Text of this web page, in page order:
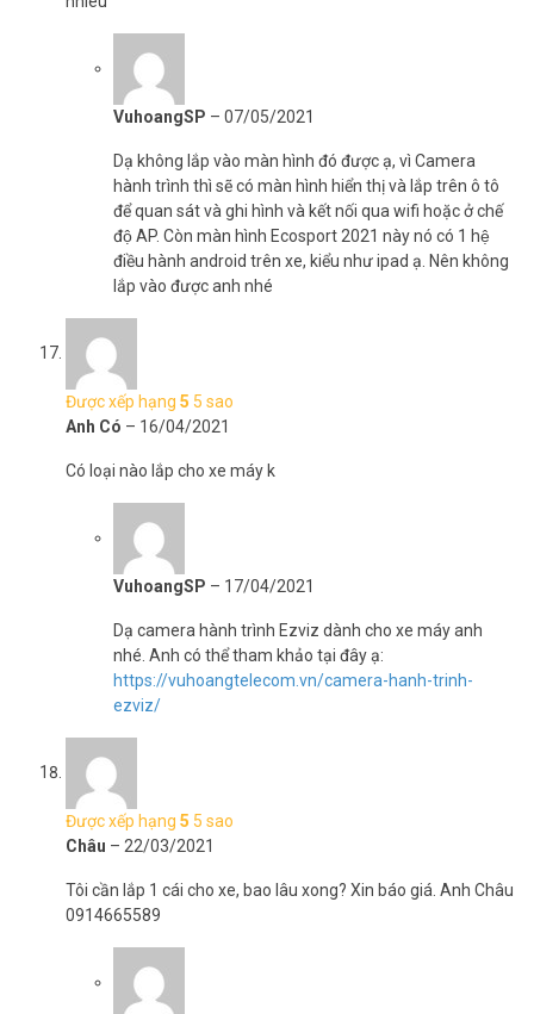
VuhoangSP – 07/05/2021
Dạ không lắp vào màn hình đó được ạ, vì Camera
hành trình thì sẽ có màn hình hiển thị và lắp trên ô tô
để quan sát và ghi hình và kết nối qua wifi hoặc ở chế
độ AP. Còn màn hình Ecosport 2021 này nó có 1 hệ
điều hành android trên xe, kiểu như ipad ạ. Nên không
lắp vào được anh nhé
Được xếp hạng 5 5 sao
Anh Có – 16/04/2021
Có loại nào lắp cho xe máy k
VuhoangSP – 17/04/2021
Dạ camera hành trình Ezviz dành cho xe máy anh
nhé. Anh có thể tham khảo tại đây ạ:
https://vuhoangtelecom.vn/camera-hanh-trinh-
ezviz/
Được xếp hạng 5 5 sao
Châu – 22/03/2021
Tôi cần lắp 1 cái cho xe, bao lâu xong? Xin báo giá. Anh Châu
0914665589